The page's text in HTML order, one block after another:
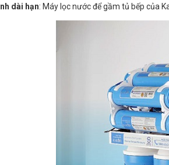
dài hạn: Máy lọc nước để gầm tủ bếp của